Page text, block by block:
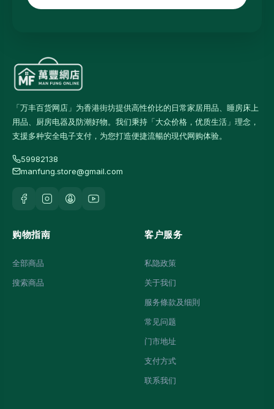
「万丰百货网店」为香港街坊提供高性价比的日常家居用品、睡房床上
用品、厨房电器及防潮好物。我们秉持「大众价格，优质生活」理念，
支援多种安全电子支付，为您打造便捷流暢的現代网购体验。
59982138
manfung.store@gmail.com
购物指南
全部商品
搜索商品
客户服务
私隐政策
关于我们
服务條款及细則
常见问题
门市地址
支付方式
联系我们